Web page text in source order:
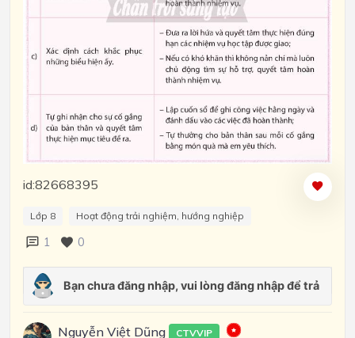
id:82668395
Lớp 8 Hoạt động trải nghiệm, hướng nghiệp
1 0
Nguyễn Việt Dũng CTVVIP